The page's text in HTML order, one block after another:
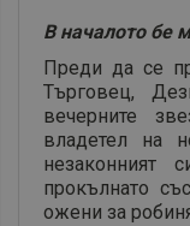
В началото бе
Преди да се
Търговец,
вечерните
владетел на
незаконният
прокълнато
ожени за